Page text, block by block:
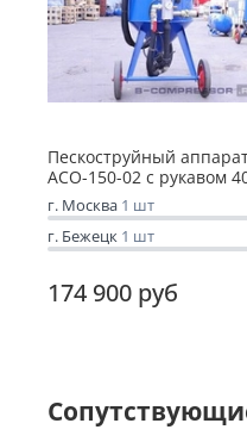
Пескоструйный
АСО-150-02 с рукавом
г. Москва 1 шт
г. Бежецк 1 шт
174 900 руб